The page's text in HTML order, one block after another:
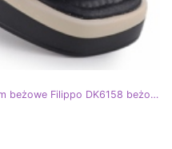
Skórzane klapki damskie z nadrukiem beżowe Filippo DK6158 beżowy